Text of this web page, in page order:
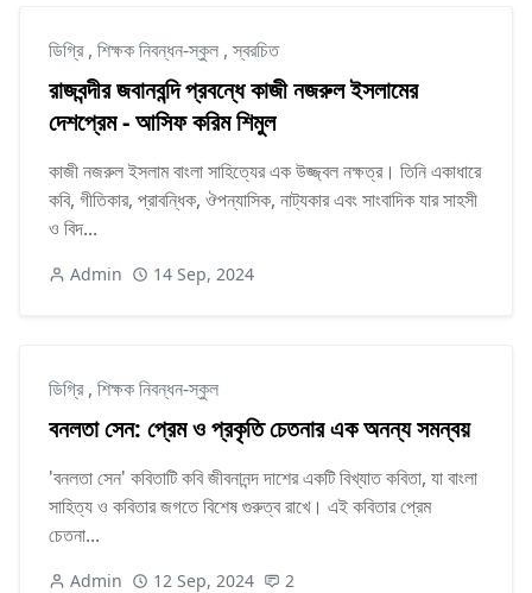
ডিগ্রি, শিক্ষক নিবন্ধন-স্কুল ,স্বরচিত
রাজবন্দীর জবানবন্দি প্রবন্ধে কাজী নজরুল ইসলামের
দেশপ্রেম - আসিফ করিম শিমুল
কাজী নজরুল ইসলাম বাংলা সাহিত্যের এক উজ্জ্বল নক্ষত্র। তিনি একাধারে
কবি, গীতিকার, প্রাবন্ধিক, ঔপন্যাসিক, নাট্যকার এবং সাংবাদিক যার সাহসী
ও বিদ...
Admin 14 Sep, 2024
ডিগ্রি, শিক্ষক নিবন্ধন-স্কুল
বনলতা সেন: প্রেম ও প্রকৃতি চেতনার এক অনন্য সমন্বয়
'বনলতা সেন' কবিতাটি কবি জীবনানন্দ দাশের একটি বিখ্যাত কবিতা, যা বাংলা
সাহিত্য ও কবিতার জগতে বিশেষ গুরুত্ব রাখে। এই কবিতার প্রেম
চেতনা...
Admin 12 Sep, 2024 2